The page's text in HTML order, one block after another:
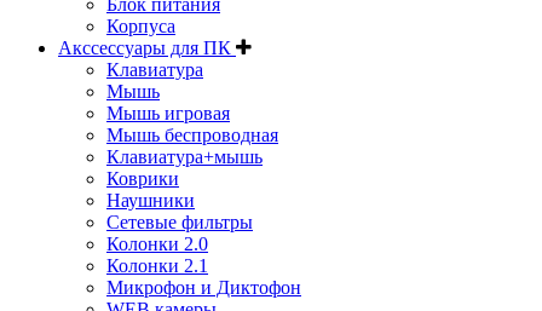
Корпуса
Акссессуары для ПК
Клавиатура
Мышь
Мышь игровая
Мышь беспроводная
Клавиатура+мышь
Коврики
Наушники
Сетевые фильтры
Колонки 2.0
Колонки 2.1
Микрофон и Диктофон